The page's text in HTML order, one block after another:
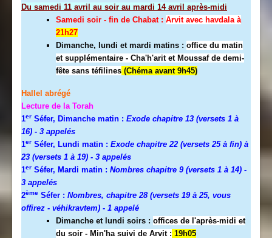
Du samedi 11 avril au soir au mardi 14 avril après-midi
Samedi soir - fin de Chabat : Arvit avec havdala à
21h27
Dimanche, lundi et mardi matins : office du matin
et supplémentaire - Cha'h'arit et Moussaf de demi-
fête sans téfilines (Chéma avant 9h45)
Hallel abrégé
Lecture de la Torah
1er Séfer, Dimanche matin : Exode chapitre 13 (versets 1 à
16) - 3 appelés
1er Séfer, Lundi matin : Exode chapitre 22 (versets 25 à fin) à
23 (versets 1 à 19) - 3 appelés
1er Séfer, Mardi matin : Nombres chapitre 9 (versets 1 à 14) -
3 appelés
2ème Séfer : Nombres, chapitre 28 (versets 19 à 25, vous
offirez - véhikravtem) - 1 appelé
Dimanche et lundi soirs : offices de l'après-midi et
du soir - Min'ha suivi de Arvit : 19h05